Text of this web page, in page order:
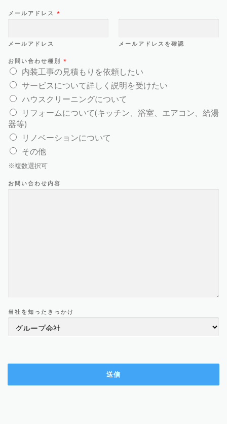
メールアドレス *
メールアドレス メールアドレスを確認
お問い合わせ種別 *
内装工事の見積もりを依頼したい
サービスについて詳しく説明を受けたい
ハウスクリーニングについて
リフォームについて(キッチン、浴室、エアコン、給湯
器等)
リノベーションについて
その他
※複数選択可
お問い合わせ内容
当社を知ったきっかけ
送信